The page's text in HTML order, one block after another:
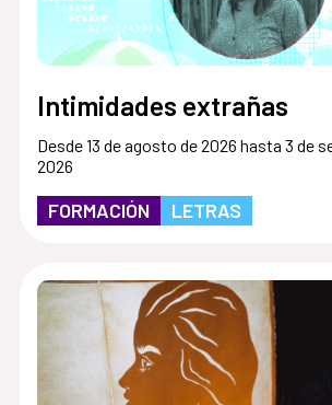
Intimidades extrañas
Desde 13 de agosto de 2026 hasta 3 de
2026
FORMACIÓN LETRAS